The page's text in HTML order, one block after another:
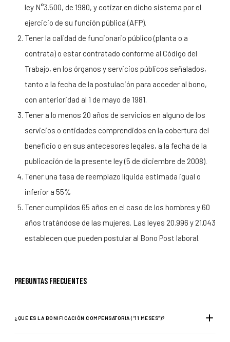
ley N°3.500, de 1980, y cotizar en dicho sistema por el
ejercicio de su función pública (AFP).
Tener la calidad de funcionario público (planta o a
contrata) o estar contratado conforme al Código del
Trabajo, en los órganos y servicios públicos señalados,
tanto a la fecha de la postulación para acceder al bono,
con anterioridad al 1 de mayo de 1981.
Tener a lo menos 20 años de servicios en alguno de los
servicios o entidades comprendidos en la cobertura del
beneficio o en sus antecesores legales, a la fecha de la
publicación de la presente ley (5 de diciembre de 2008).
Tener una tasa de reemplazo líquida estimada igual o
inferior a 55%
Tener cumplidos 65 años en el caso de los hombres y 60
años tratándose de las mujeres. Las leyes 20.996 y 21.043
establecen que pueden postular al Bono Post laboral.
Preguntas Frecuentes
¿QUÉ ES LA BONIFICACIÓN COMPENSATORIA (“11 MESES”)?